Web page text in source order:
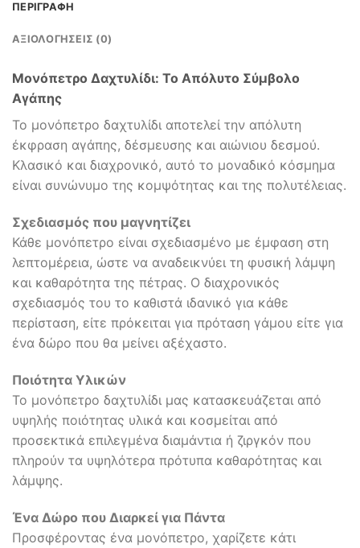
ΠΕΡΙΓΡΑΦΉ
ΑΞΙΟΛΟΓΉΣΕΙΣ (0)
Μονόπετρο Δαχτυλίδι: Το Απόλυτο Σύμβολο
Αγάπης
Το μονόπετρο δαχτυλίδι αποτελεί την απόλυτη
έκφραση αγάπης, δέσμευσης και αιώνιου δεσμού.
Κλασικό και διαχρονικό, αυτό το μοναδικό κόσμημα
είναι συνώνυμο της κομψότητας και της πολυτέλειας.
Σχεδιασμός που μαγνητίζει
Κάθε μονόπετρο είναι σχεδιασμένο με έμφαση στη
λεπτομέρεια, ώστε να αναδεικνύει τη φυσική λάμψη
και καθαρότητα της πέτρας. Ο διαχρονικός
σχεδιασμός του το καθιστά ιδανικό για κάθε
περίσταση, είτε πρόκειται για πρόταση γάμου είτε για
ένα δώρο που θα μείνει αξέχαστο.
Ποιότητα Υλικών
Το μονόπετρο δαχτυλίδι μας κατασκευάζεται από
υψηλής ποιότητας υλικά και κοσμείται από
προσεκτικά επιλεγμένα διαμάντια ή ζιργκόν που
πληρούν τα υψηλότερα πρότυπα καθαρότητας και
λάμψης.
Ένα Δώρο που Διαρκεί για Πάντα
Προσφέροντας ένα μονόπετρο, χαρίζετε κάτι